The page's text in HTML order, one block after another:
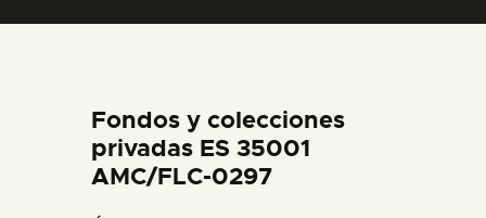
ESPAÑOL
Fondos y colecciones
privadas ES 35001
AMC/FLC-0297